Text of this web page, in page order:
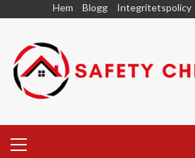
content
Hem Blogg Integritetspolicy
Menu